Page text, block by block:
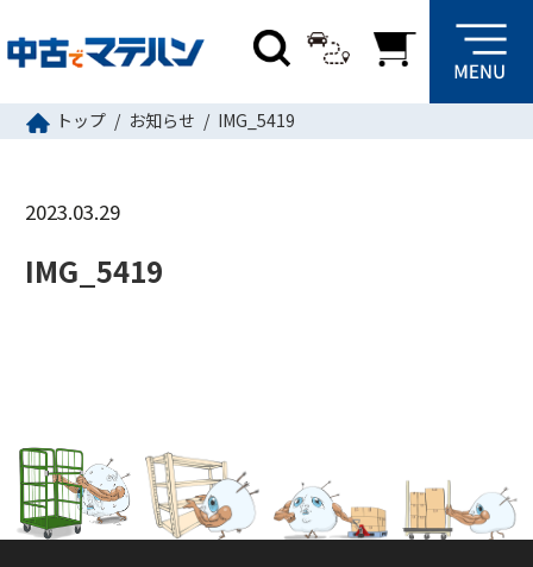
トップ お知らせ IMG_5419
2023.03.29
IMG_5419